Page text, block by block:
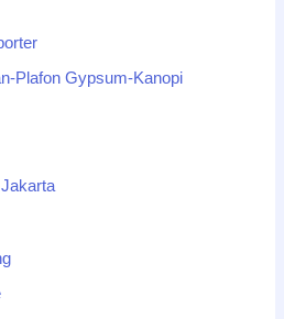
Plafon Gypsum-Kanopi